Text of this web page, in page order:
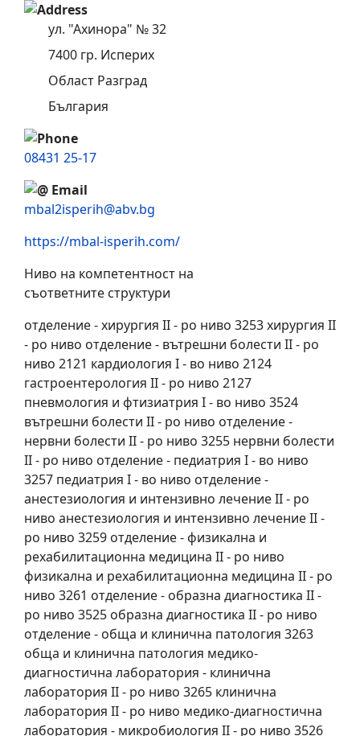
ул. "Ахинора" № 32
7400 гр. Исперих
Област Разград
България
08431 25-17
mbal2isperih@abv.bg
https://mbal-isperih.com/
Ниво на компетентност на
съответните структури
отделение - хирургия II - ро ниво 3253 хирургия II
- ро ниво отделение - вътрешни болести II - ро
ниво 2121 кардиология I - во ниво 2124
гастроентерология II - ро ниво 2127
пневмология и фтизиатрия I - во ниво 3524
вътрешни болести II - ро ниво отделение -
нервни болести II - ро ниво 3255 нервни болести
II - ро ниво отделение - педиатрия I - во ниво
3257 педиатрия I - во ниво отделение -
анестезиология и интензивно лечение II - ро
ниво анестезиология и интензивно лечение II -
ро ниво 3259 отделение - физикална и
рехабилитационна медицина II - ро ниво
физикална и рехабилитационна медицина II - ро
ниво 3261 отделение - образна диагностика II -
ро ниво 3525 образна диагностика II - ро ниво
отделение - обща и клинична патология 3263
обща и клинична патология медико-
диагностична лаборатория - клинична
лаборатория II - ро ниво 3265 клинична
лаборатория II - ро ниво медико-диагностична
лаборатория - микробиология II - ро ниво 3526